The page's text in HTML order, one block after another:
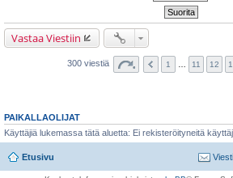
Vastaa Viestiin
300 viestiä 1 11 12
PAIKALLAOLIJAT
Käyttäjiä lukemassa tätä aluetta: Ei rekisteröityneitä
Etusivu